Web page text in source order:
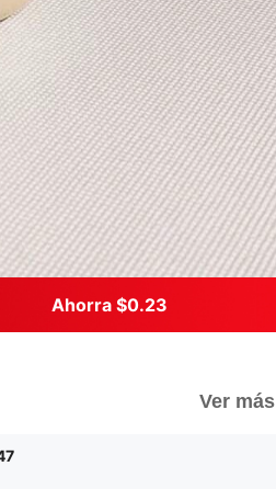
Ahorra $0.23
Ver más